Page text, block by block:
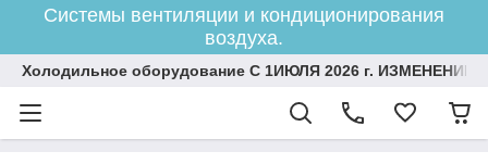
Системы вентиляции и кондиционирования
воздуха.
Холодильное оборудование С 1ИЮЛЯ 2026 г.